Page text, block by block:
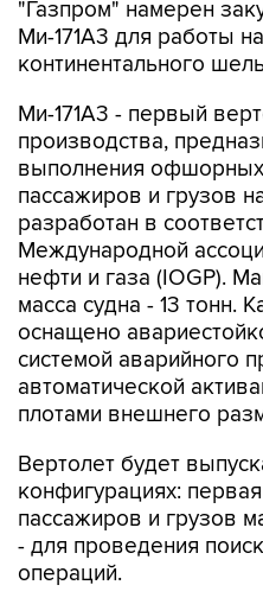
континентального
Ми-171А3 - первый
выполнения офшорных
пассажиров и грузов
разработан в
Международной
нефти и газа (IOGP).
масса судна - 13 тонн.
оснащено
системой аварийного
автоматической
плотами внешнего
Вертолет будет
пассажиров и грузов
- для проведения
операций.
Газпром Вертолеты России